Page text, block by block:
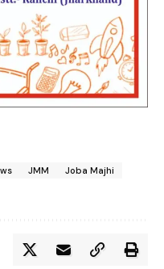
JMM
Joba Majhi